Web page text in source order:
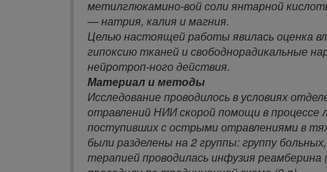
метилглюкамино-вой соли янтарной
— натрия, калия и магния.
Целью настоящей работы явилась оценка
гипоксию тканей и свободнорадикальные
нейротроп-ного действия.
Материал и методы
Исследование проводилось в условиях
отравлений НИИ скорой помощи в процессе
поступивших с острыми отравлениями в
были разделены на 2 группы: группу
терапией проводилась инфузия реамберина